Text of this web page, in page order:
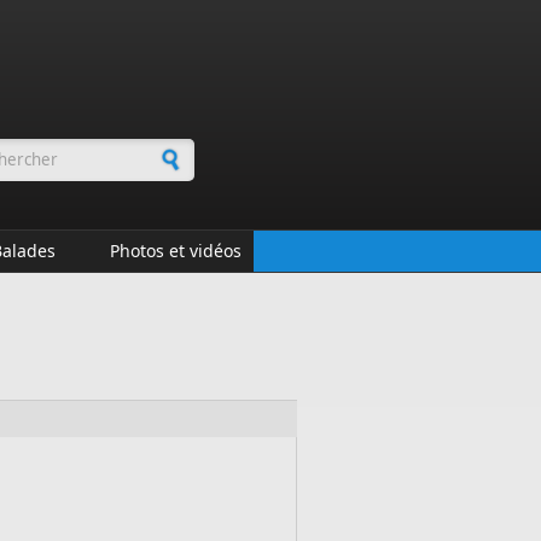
de recherche
Photos et vidéos